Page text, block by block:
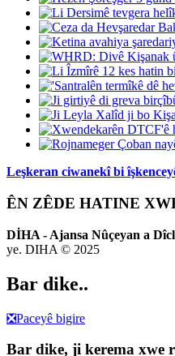
Leşkeran ciwanekî bi
ÊN ZÊDE HATINE
DİHA - Ajansa Nûçeyan a
ye. DIHA © 2025
Bar dike..
❎Paceyê bigire
Bar dike, ji kerema xwe